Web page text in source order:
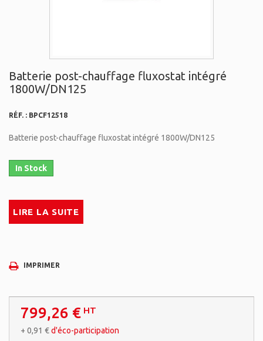
Batterie post-chauffage fluxostat intégré
1800W/DN125
RÉF. : BPCF12518
Batterie post-chauffage fluxostat intégré 1800W/DN125
In Stock
LIRE LA SUITE
IMPRIMER
799,26 € HT
+ 0,91 €d'éco-participation